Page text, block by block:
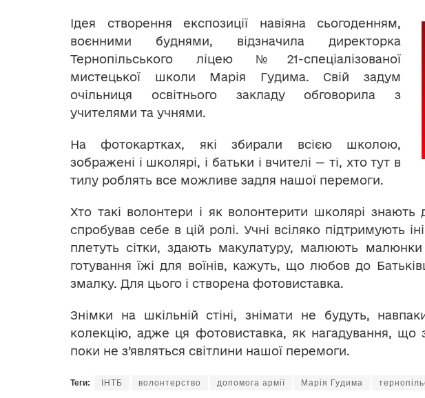
Ідея створення експозиції навіяна сьогоденням,
воєнними буднями, відзначила директорка
Тернопільського ліцею №21-спеціалізованої
мистецької школи Марія Гудима. Свій задум
очільниця освітнього закладу обговорила з
учителями та учнями.
На фотокартках, які збирали всією школою,
зображені і школярі, і батьки і вчителі — ті, хто тут в
тилу роблять все можливе задля нашої перемоги.
Хто такі волонтери і як волонтерити школярі
спробував себе в цій ролі. Учні всіляко підтримують
плетуть сітки, здають макулатуру, малюють малюнки
готування їжі для воїнів, кажуть, що любов до
змалку. Для цього і створена фотовиставка.
Знімки на шкільній стіні, знімати не будуть,
колекцію, адже ця фотовиставка, як нагадування,
поки не з’являться світлини нашої перемоги.
Теги: ІНТБ волонтерство допомога армії Марія Гудима